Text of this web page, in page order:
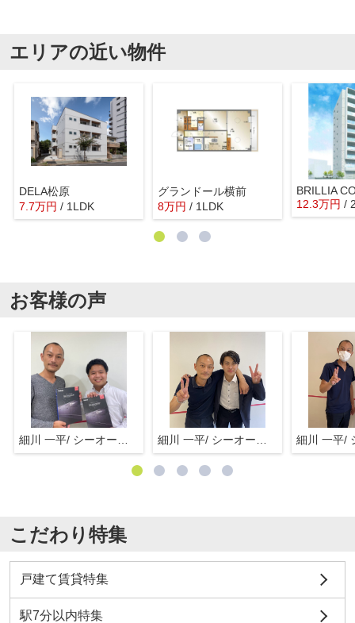
エリアの近い物件
DELA松原
7.7万円 / 1LDK
グランドール横前
8万円 / 1LDK 12.3万円 /
お客様の声
こだわり特集
戸建て賃貸特集
駅7分以内特集